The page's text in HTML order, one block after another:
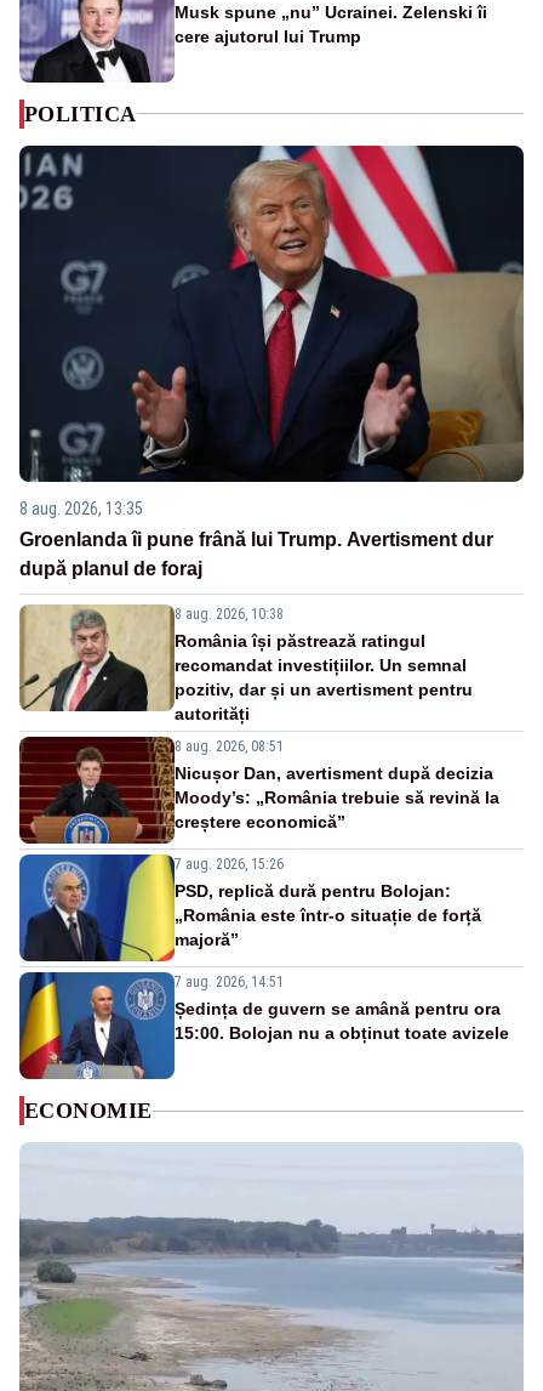
Musk spune „nu” Ucrainei. Zelenski îi
cere ajutorul lui Trump
POLITICA
8 aug. 2026, 13:35
Groenlanda îi pune frână lui Trump. Avertisment dur
după planul de foraj
8 aug. 2026, 10:38
România își păstrează ratingul
recomandat investițiilor. Un semnal
pozitiv, dar și un avertisment pentru
autorități
8 aug. 2026, 08:51
Nicușor Dan, avertisment după decizia
Moody’s: „România trebuie să revină la
creștere economică”
7 aug. 2026, 15:26
PSD, replică dură pentru Bolojan:
„România este într-o situație de forță
majoră”
7 aug. 2026, 14:51
Ședința de guvern se amână pentru ora
15:00. Bolojan nu a obținut toate avizele
ECONOMIE